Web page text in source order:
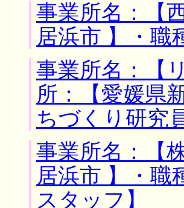
事業所名：【
居浜市 】・
事業所名：【
所：【愛媛県
ちづくり研究
事業所名：【
居浜市 】・職
スタッフ】